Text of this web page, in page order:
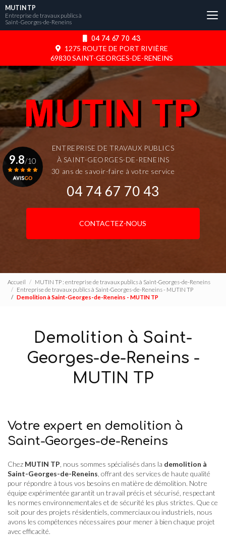
Aller
au
contenu
04 74 67 70 43
1275 ROUTE DE PORT RIVIÈRE
69830 SAINT-GEORGES-DE-RENEINS
MUTIN TP
Entreprise de travaux publics à
Saint-Georges-de-Reneins
ENTREPRISE DE TRAVAUX PUBLICS
À SAINT-GEORGES-DE-RENEINS
30 ans de savoir-faire à votre service
04 74 67 70 43
CONTACTEZ-NOUS
9.8/10
Accueil
MUTIN TP : entreprise de travaux publics à Saint-Georges-de-Reneins
Entreprise de travaux publics à Saint-Georges-de-Reneins - MUTIN TP
Demolition à Saint-Georges-de-Reneins - MUTIN TP
Demolition à Saint-
Georges-de-Reneins -
MUTIN TP
Votre expert en demolition à
Saint-Georges-de-Reneins
Chez MUTIN TP , nous sommes spécialisés dans la demolition à
Saint-Georges-de-Reneins , offrant des services de haute qualité
pour répondre à tous vos besoins en matière de démolition. Notre
équipe expérimentée garantit un travail précis et sécurisé, respectant
les normes environnementales et de sécurité les plus strictes. Que ce
soit pour des projets résidentiels, commerciaux ou industriels, nous
avons les compétences nécessaires pour mener à bien chaque projet
avec efficacité.